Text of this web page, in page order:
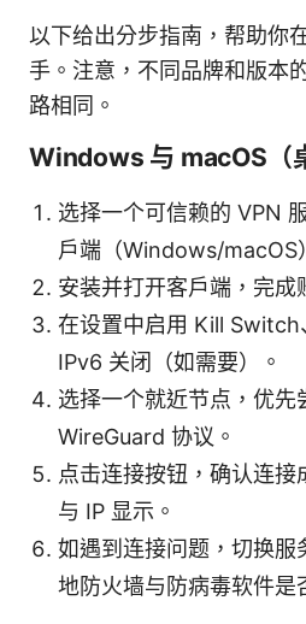
以下给出分步指南，帮助你
手。注意，不同品牌和版本
路相同。
Windows 与 macOS（
选择一个可信赖的 VPN
户端（Windows/macOS
安装并打开客户端，完成
在设置中启用 Kill Switch
IPv6 关闭（如需要）。
选择一个就近节点，优先
WireGuard 协议。
点击连接按钮，确认连接
与 IP 显示。
如遇到连接问题，切换服
地防火墙与防病毒软件是